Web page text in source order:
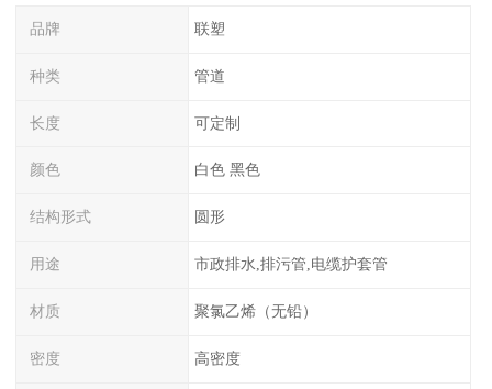
品牌 联塑
种类 管道
长度 可定制
颜色 白色 黑色
结构形式 圆形
用途 市政排水,排污管,电缆护套管
材质 聚氯乙烯（无铅）
密度 高密度